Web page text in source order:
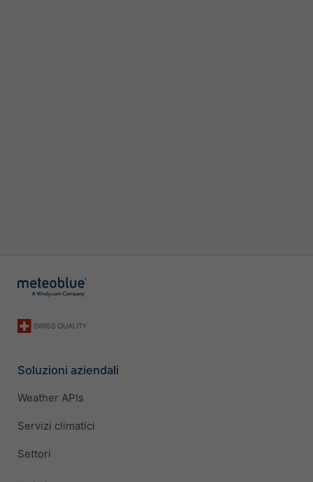
Soluzioni aziendali
Weather APIs
Servizi climatici
Settori